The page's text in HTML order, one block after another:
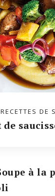
RECETTES DE
de
à la